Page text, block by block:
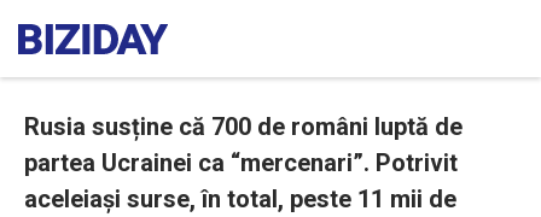
Rusia susține că 700 de români luptă de
partea Ucrainei ca “mercenari”. Potrivit
aceleiași surse, în total, peste 11 mii de